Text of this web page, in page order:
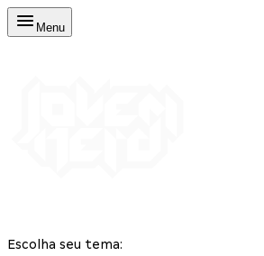
Menu
Escolha seu tema: